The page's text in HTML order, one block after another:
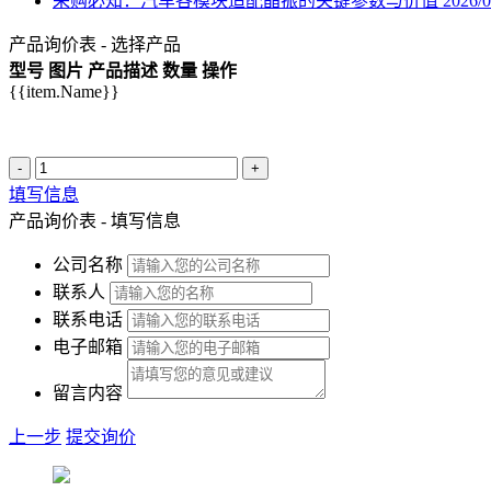
产品询价表 - 选择产品
型号 图片 产品描述 数量 操作
{{item.Name}}
- +
填写信息
产品询价表 - 填写信息
公司名称
联系人
联系电话
电子邮箱
留言内容
上一步 提交询价